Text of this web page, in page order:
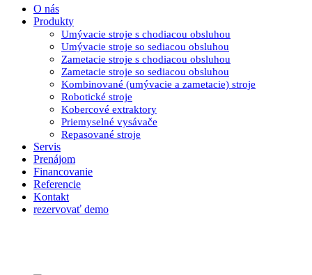
O nás
Produkty
Umývacie stroje s chodiacou obsluhou
Umývacie stroje so sediacou obsluhou
Zametacie stroje s chodiacou obsluhou
Zametacie stroje so sediacou obsluhou
Kombinované (umývacie a zametacie) stroje
Robotické stroje
Kobercové extraktory
Priemyselné vysávače
Repasované stroje
Servis
Prenájom
Financovanie
Referencie
Kontakt
rezervovať demo